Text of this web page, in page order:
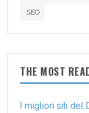
SEO
THE MOST
I migliori siti del